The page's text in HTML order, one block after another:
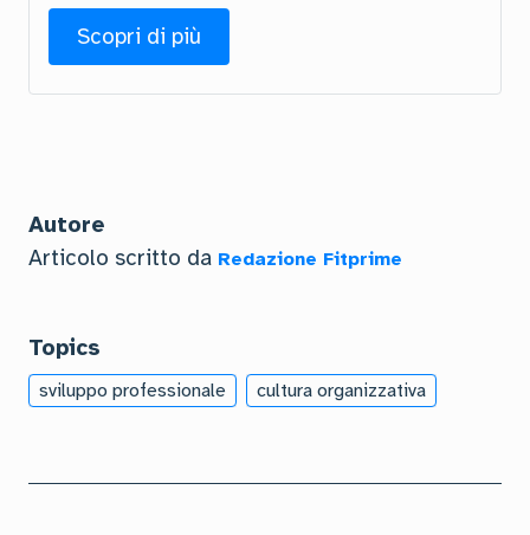
Scopri di più
Autore
Articolo scritto da Redazione Fitprime
Topics
sviluppo professionale cultura organizzativa